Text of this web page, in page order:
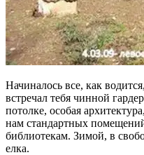
Начиналось все, как
встречал тебя чинной
потолке, особая
нам стандартных
библиотекам. Зимой, в
елка.